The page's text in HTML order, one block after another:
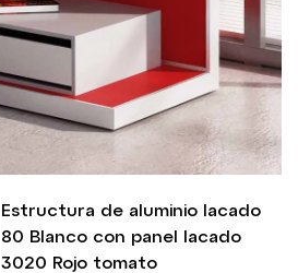
Estructura de aluminio lacado
80 Blanco con panel lacado
3020 Rojo tomato